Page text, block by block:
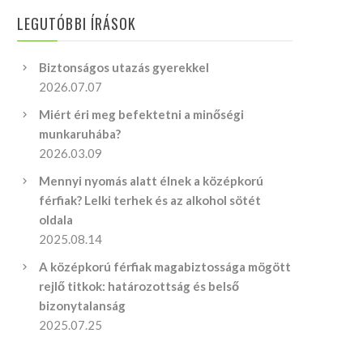
LEGUTÓBBI ÍRÁSOK
Biztonságos utazás gyerekkel
2026.07.07
Miért éri meg befektetni a minőségi
munkaruhába?
2026.03.09
Mennyi nyomás alatt élnek a középkorú
férfiak? Lelki terhek és az alkohol sötét
oldala
2025.08.14
A középkorú férfiak magabiztossága mögött
rejlő titkok: határozottság és belső
bizonytalanság
2025.07.25